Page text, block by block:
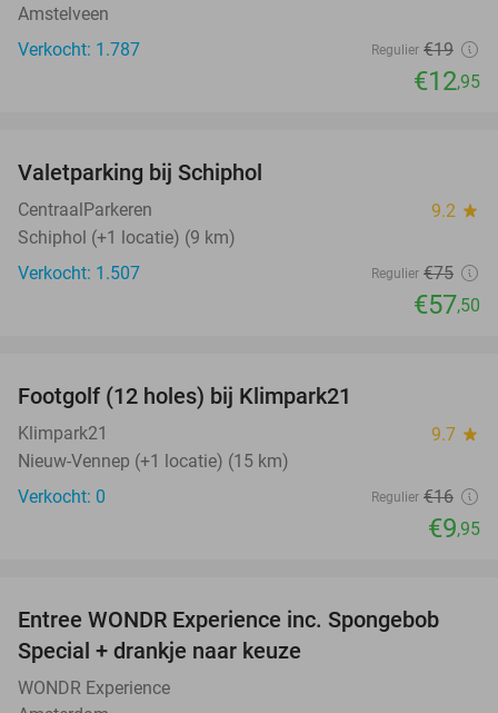
Amstelveen
Verkocht: 1.787
Regulier €19
€12,95
Valetparking bij Schiphol
CentraalParkeren 9.2 star
Schiphol (+1 locatie) (9 km)
Verkocht: 1.507
Regulier €75
€57,50
NEW
TODAY
Footgolf (12 holes) bij Klimpark21
Klimpark21 9.7 star
Nieuw-Vennep (+1 locatie) (15 km)
Verkocht: 0
Regulier €16
€9,95
27%
Entree WONDR Experience inc. Spongebob
Special + drankje naar keuze
WONDR Experience